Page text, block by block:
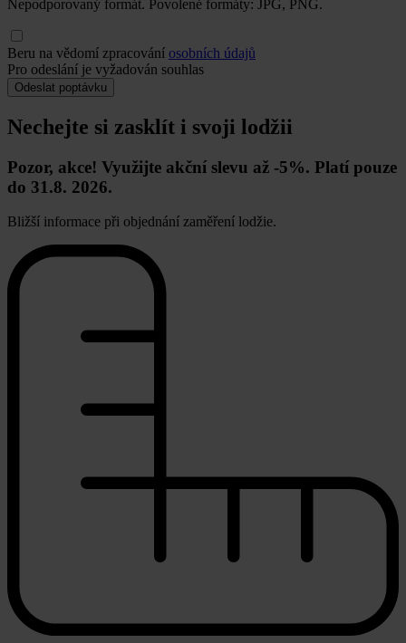
Nepodporovaný formát. Povolené formáty: JPG, PNG.
Beru na vědomí zpracování osobních údajů
Pro odeslání je vyžadován souhlas
Odeslat poptávku
Nechejte si zasklít i svoji lodžii
Pozor, akce! Využijte akční slevu až -5%. Platí pouze
do 31.8. 2026.
Bližší informace při objednání zaměření lodžie.